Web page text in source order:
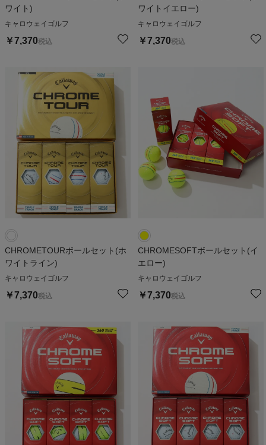
ワイト)
キャロウェイゴルフ
￥7,370税込
ワイトイエロー)
キャロウェイゴルフ
￥7,370税込
CHROMETOURボールセット(ホ
ワイトライン)
キャロウェイゴルフ
￥7,370税込
CHROMESOFTボールセット(イ
エロー)
キャロウェイゴルフ
￥7,370税込